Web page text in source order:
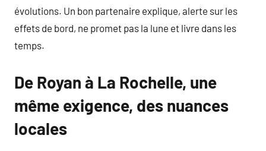
évolutions. Un bon partenaire explique, alerte sur les
effets de bord, ne promet pas la lune et livre dans les
temps.
De Royan à La Rochelle, une
même exigence, des nuances
locales